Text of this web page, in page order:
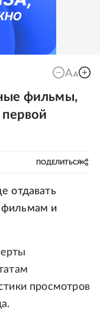
фильмы,
ПОДЕЛИТЬСЯ
отдавать
фильмам и
просмотров